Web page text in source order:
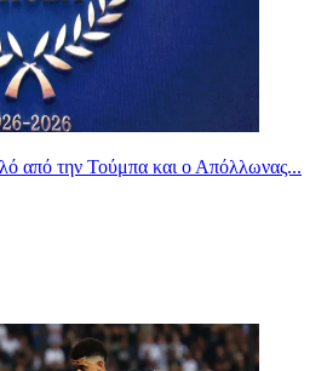
από την Τούμπα και ο Απόλλωνας...